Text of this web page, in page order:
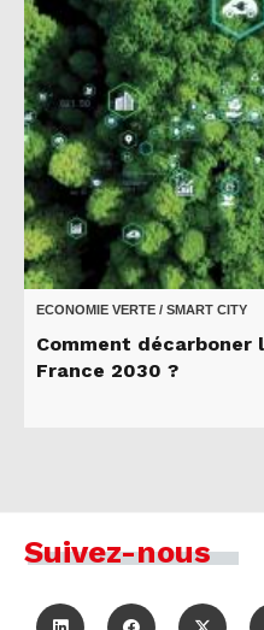
ECONOMIE VERTE / SMART CITY
Comment décarboner
France 2030 ?
Suivez-nous